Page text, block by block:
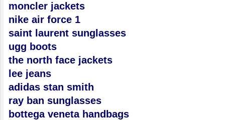
moncler jackets
nike air force 1
saint laurent sunglasses
ugg boots
the north face jackets
lee jeans
adidas stan smith
ray ban sunglasses
bottega veneta handbags